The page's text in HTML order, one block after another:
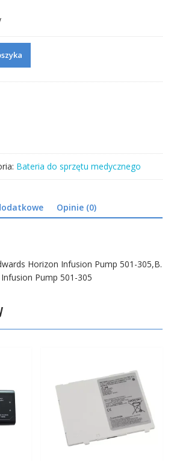
Bateria do sprzętu medycznego
Opinie (0)
Horizon Infusion Pump 501-305,B.
Pump 501-305